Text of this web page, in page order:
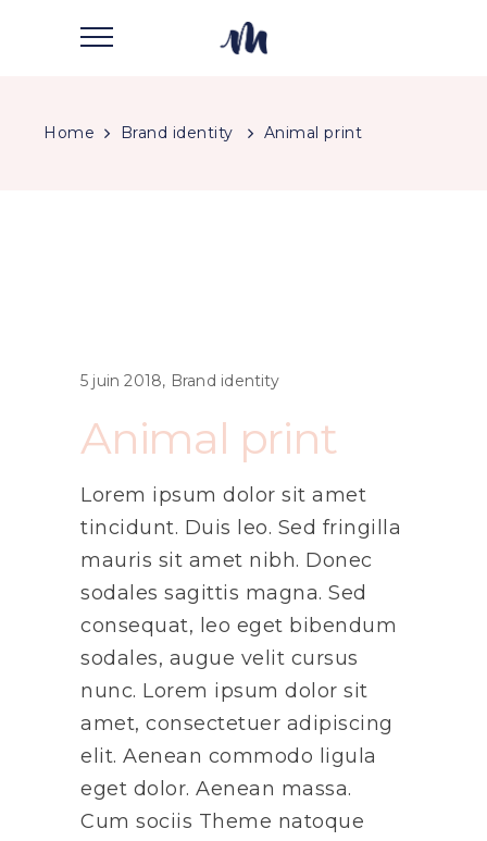
Home Brand identity Animal print
5 juin 2018 Brand identity
Animal print
Lorem ipsum dolor sit amet
tincidunt. Duis leo. Sed fringilla
mauris sit amet nibh. Donec
sodales sagittis magna. Sed
consequat, leo eget bibendum
sodales, augue velit cursus
nunc. Lorem ipsum dolor sit
amet, consectetuer adipiscing
elit. Aenean commodo ligula
eget dolor. Aenean massa.
Cum sociis Theme natoque